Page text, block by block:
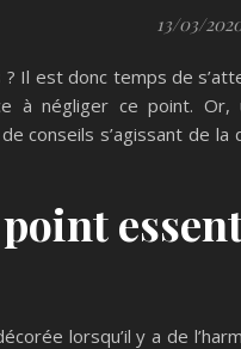
13/03/
Il est donc temps de
à négliger ce point.
conseils s’agissant de
lorsqu’il y a de